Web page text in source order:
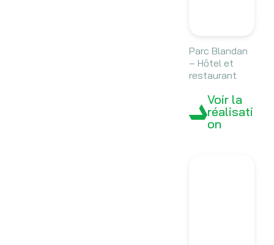
Parc Blandan
– Hôtel et
restaurant
Voir la
réalisati
on